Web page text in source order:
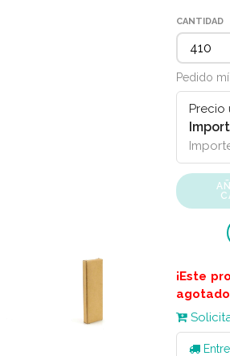
CANTIDAD
Pedido
Precio
¡Este